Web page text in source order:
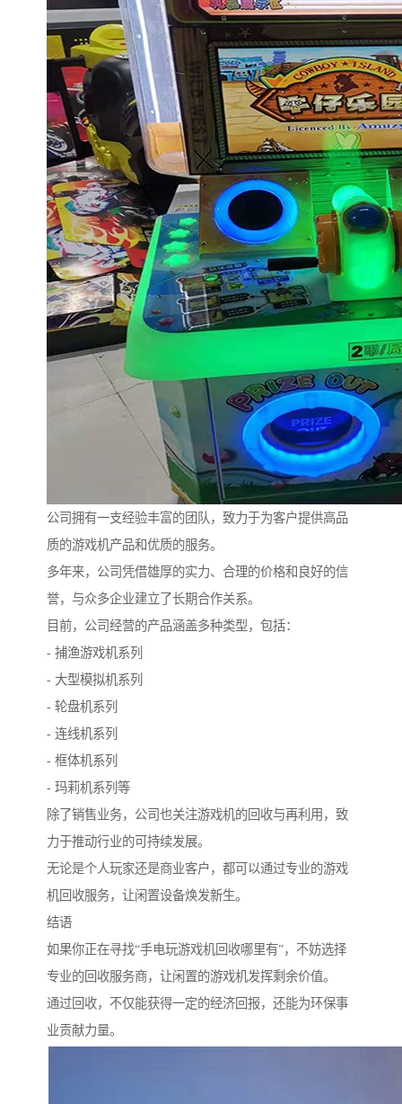
公司拥有一支经验丰富的团队，致力于为客户提供高品
质的游戏机产品和优质的服务。
多年来，公司凭借雄厚的实力、合理的价格和良好的信
誉，与众多企业建立了长期合作关系。
目前，公司经营的产品涵盖多种类型，包括：
- 捕渔游戏机系列
- 大型模拟机系列
- 轮盘机系列
- 连线机系列
- 框体机系列
- 玛莉机系列等
除了销售业务，公司也关注游戏机的回收与再利用，致
力于推动行业的可持续发展。
无论是个人玩家还是商业客户，都可以通过专业的游戏
机回收服务，让闲置设备焕发新生。
结语
如果你正在寻找“手电玩游戏机回收哪里有”，不妨选择
专业的回收服务商，让闲置的游戏机发挥剩余价值。
通过回收，不仅能获得一定的经济回报，还能为环保事
业贡献力量。